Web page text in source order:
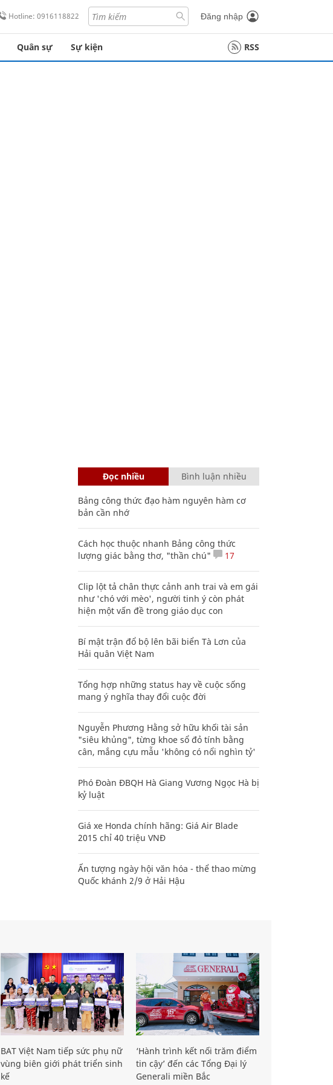
Hotline: 0916118822 Đăng nhập
Quân sự Sự kiện RSS
Đọc nhiều Bình luận nhiều
Bảng công thức đạo hàm nguyên hàm cơ
bản cần nhớ
Cách học thuộc nhanh Bảng công thức
lượng giác bằng thơ, "thần chú"
17
Clip lột tả chân thực cảnh anh trai và em gái
như 'chó với mèo', người tinh ý còn phát
hiện một vấn đề trong giáo dục con
Bí mật trận đổ bộ lên bãi biển Tà Lơn của
Hải quân Việt Nam
Tổng hợp những status hay về cuộc sống
mang ý nghĩa thay đổi cuộc đời
Nguyễn Phương Hằng sở hữu khối tài sản
"siêu khủng", từng khoe sổ đỏ tính bằng
cân, mắng cựu mẫu 'không có nổi nghìn tỷ'
Phó Đoàn ĐBQH Hà Giang Vương Ngọc Hà bị
kỷ luật
Giá xe Honda chính hãng: Giá Air Blade
2015 chỉ 40 triệu VNĐ
Ấn tượng ngày hội văn hóa - thể thao mừng
Quốc khánh 2/9 ở Hải Hậu
BAT Việt Nam tiếp sức phụ nữ
vùng biên giới phát triển sinh
kế
‘Hành trình kết nối trăm điểm
tin cậy’ đến các Tổng Đại lý
Generali miền Bắc